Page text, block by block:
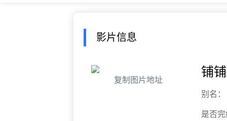
影片信息
复制图片地址
铺
别名：
是否